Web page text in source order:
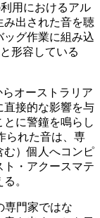
用におけるアル
み出された音を聴
ッグ作業に組み込
形容している
らオーストラリア
直接的な影響を与
に警鐘を鳴らし
られた音は、専
む）個人へコンピ
ト・アクースマテ
。
専門家ではな